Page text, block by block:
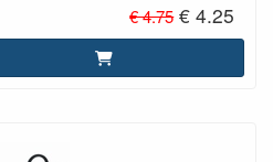
€ 4.75 € 4.25